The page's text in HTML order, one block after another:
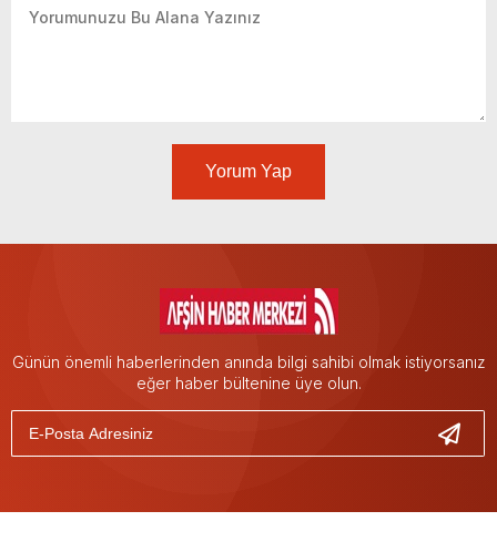
Yorum Yap
Günün önemli haberlerinden anında bilgi sahibi olmak istiyorsanız
eğer haber bültenine üye olun.